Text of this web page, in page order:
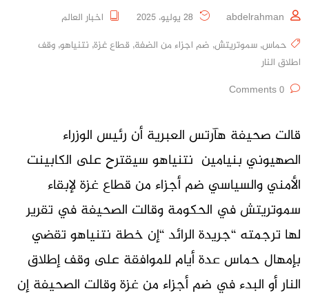
abdelrahman
اخبار العالم
حماس, سموتريتش, ضم اجزاء من الضفة, قطاع غزة, نتنياهو, وقف
اطلاق النار
قالت صحيفة هآرتس العبرية أن رئيس الوزراء
الصهيوني بنيامين نتنياهو سيقترح على الكابينت
الأمني والسياسي ضم أجزاء من قطاع غزة لإبقاء
سموتريتش في الحكومة وقالت الصحيفة في تقرير
لها ترجمته “جريدة الرائد “إن خطة نتنياهو تقضي
بإمهال حماس عدة أيام للموافقة على وقف إطلاق
النار أو البدء في ضم أجزاء من غزة وقالت الصحيفة إن